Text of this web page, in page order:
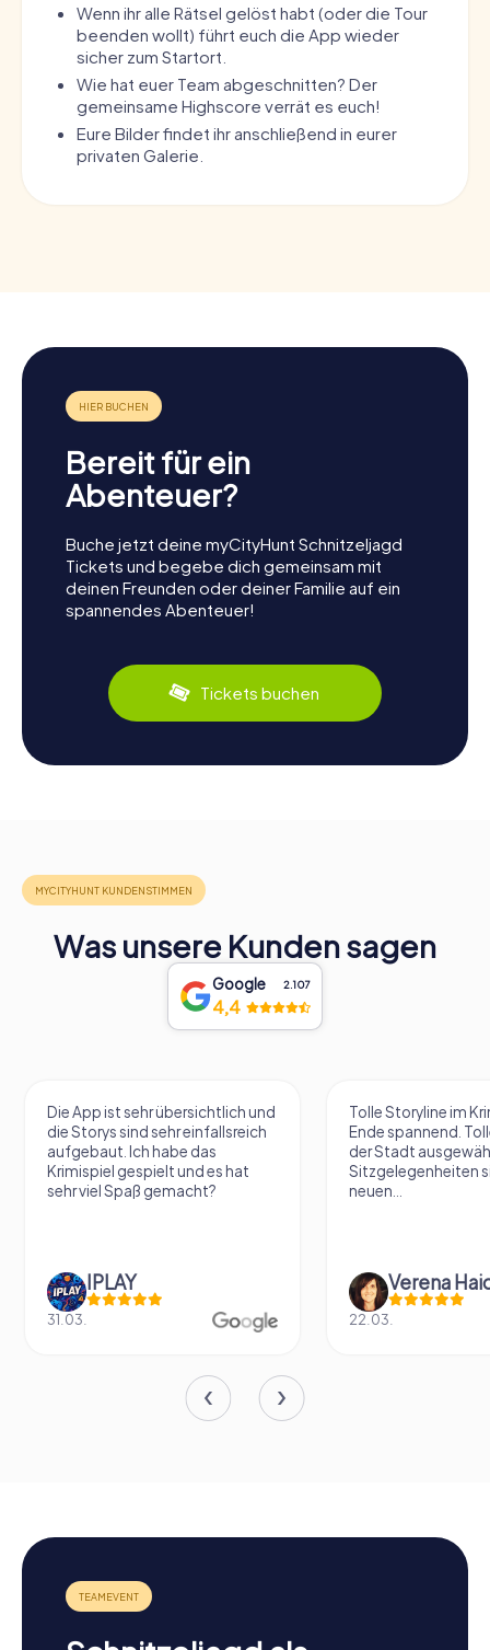
Wenn ihr alle Rätsel gelöst habt (oder die Tour
beenden wollt) führt euch die App wieder
sicher zum Startort.
Wie hat euer Team abgeschnitten? Der
gemeinsame Highscore verrät es euch!
Eure Bilder findet ihr anschließend in eurer
privaten Galerie.
Bereit für ein
Abenteuer?
Buche jetzt deine myCityHunt Schnitzeljagd
Tickets und begebe dich gemeinsam mit
deinen Freunden oder deiner Familie auf ein
spannendes Abenteuer!
Tickets buchen
Was unsere Kunden sagen
Google 2.107
4,4
Die App ist sehr übersichtlich und
die Storys sind sehr einfallsreich
aufgebaut. Ich habe das
Krimispiel gespielt und es hat
sehr viel Spaß gemacht?
IPLAY
31.03.
Tolle Storyline im
Ende spannend.
der Stadt
Sitzgelegenheiten
neuen...
22.03.